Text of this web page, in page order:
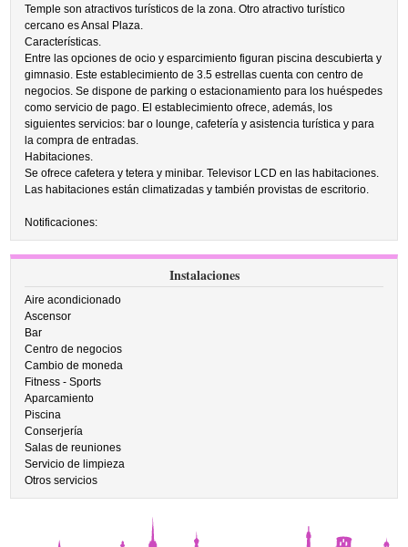
Temple son atractivos turísticos de la zona. Otro atractivo turístico
cercano es Ansal Plaza.
Características.
Entre las opciones de ocio y esparcimiento figuran piscina descubierta y
gimnasio. Este establecimiento de 3.5 estrellas cuenta con centro de
negocios. Se dispone de parking o estacionamiento para los huéspedes
como servicio de pago. El establecimiento ofrece, además, los
siguientes servicios: bar o lounge, cafetería y asistencia turística y para
la compra de entradas.
Habitaciones.
Se ofrece cafetera y tetera y minibar. Televisor LCD en las habitaciones.
Las habitaciones están climatizadas y también provistas de escritorio.
Notificaciones:
Instalaciones
Aire acondicionado
Ascensor
Bar
Centro de negocios
Cambio de moneda
Fitness - Sports
Aparcamiento
Piscina
Conserjería
Salas de reuniones
Servicio de limpieza
Otros servicios